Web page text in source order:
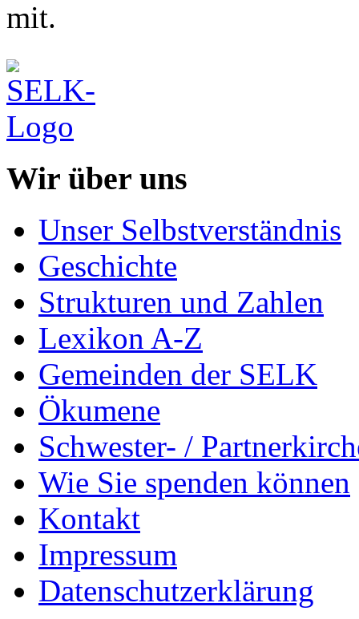
mit.
Wir über uns
Unser Selbstverständnis
Geschichte
Strukturen und Zahlen
Lexikon A-Z
Gemeinden der SELK
Ökumene
Schwester- /
Wie Sie spenden können
Kontakt
Impressum
Datenschutzerklärung